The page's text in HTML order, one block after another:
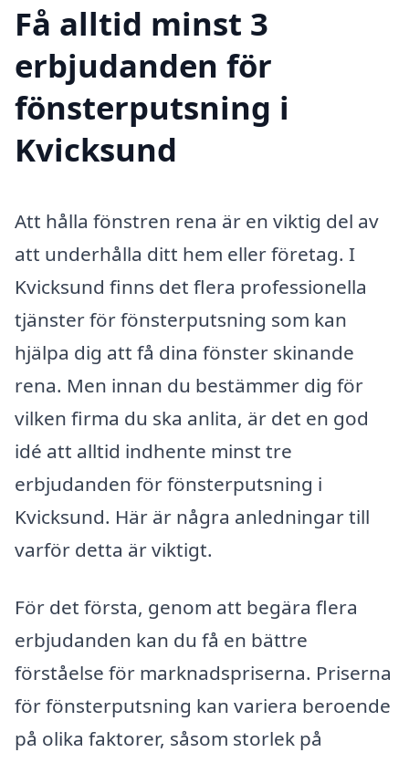
Få alltid minst 3
erbjudanden för
fönsterputsning i
Kvicksund
Att hålla fönstren rena är en viktig del av
att underhålla ditt hem eller företag. I
Kvicksund finns det flera professionella
tjänster för fönsterputsning som kan
hjälpa dig att få dina fönster skinande
rena. Men innan du bestämmer dig för
vilken firma du ska anlita, är det en god
idé att alltid indhente minst tre
erbjudanden för fönsterputsning i
Kvicksund. Här är några anledningar till
varför detta är viktigt.
För det första, genom att begära flera
erbjudanden kan du få en bättre
förståelse för marknadspriserna. Priserna
för fönsterputsning kan variera beroende
på olika faktorer, såsom storlek på